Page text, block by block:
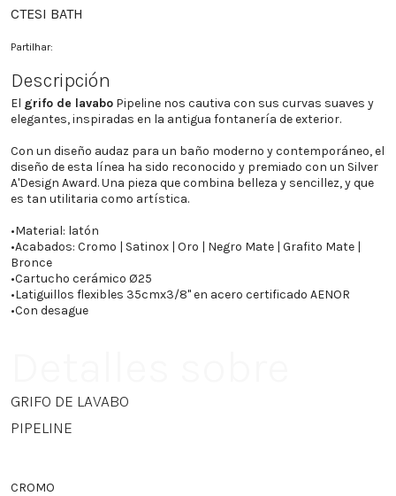
CTESI BATH
Partilhar:
Descripción
El grifo de lavabo Pipeline nos cautiva con sus curvas suaves y
elegantes, inspiradas en la antigua fontanería de exterior.
Con un diseño audaz para un baño moderno y contemporáneo, el
diseño de esta línea ha sido reconocido y premiado con un Silver
A'Design Award. Una pieza que combina belleza y sencillez, y que
es tan utilitaria como artística.
•Material: latón
•Acabados: Cromo | Satinox | Oro | Negro Mate | Grafito Mate |
Bronce
•Cartucho cerámico Ø25
•Latiguillos flexibles 35cmx3/8" en acero certificado AENOR
•Con desague
GRIFO DE LAVABO
PIPELINE
CROMO